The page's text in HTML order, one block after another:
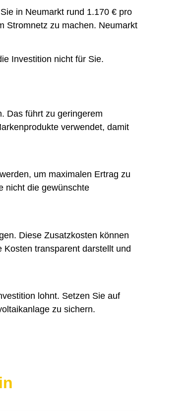
in Neumarkt rund 1.170 € pro
Stromnetz zu machen. Neumarkt
Investition nicht für Sie.
Das führt zu geringerem
verwendet, damit
um maximalen Ertrag zu
nicht die gewünschte
Diese Zusatzkosten können
transparent darstellt und
lohnt. Setzen Sie auf
zu sichern.